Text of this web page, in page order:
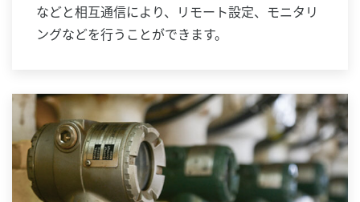
などと相互通信により、リモート設定、モニタリ
ングなどを行うことができます。